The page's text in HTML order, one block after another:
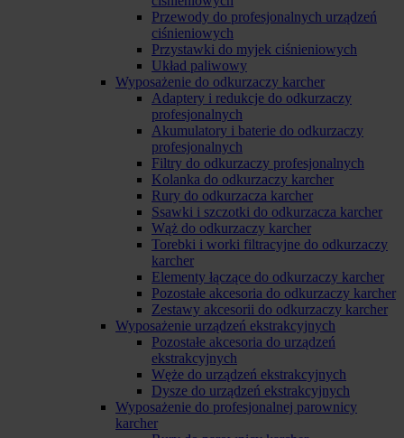
Przewody do profesjonalnych urządzeń
ciśnieniowych
Przystawki do myjek ciśnieniowych
Układ paliwowy
Wyposażenie do odkurzaczy karcher
Adaptery i redukcje do odkurzaczy
profesjonalnych
Akumulatory i baterie do odkurzaczy
profesjonalnych
Filtry do odkurzaczy profesjonalnych
Kolanka do odkurzaczy karcher
Rury do odkurzacza karcher
Ssawki i szczotki do odkurzacza karcher
Wąż do odkurzaczy karcher
Torebki i worki filtracyjne do odkurzaczy
karcher
Elementy łączące do odkurzaczy karcher
Pozostałe akcesoria do odkurzaczy karcher
Zestawy akcesorii do odkurzaczy karcher
Wyposażenie urządzeń ekstrakcyjnych
Pozostałe akcesoria do urządzeń
ekstrakcyjnych
Węże do urządzeń ekstrakcyjnych
Dysze do urządzeń ekstrakcyjnych
Wyposażenie do profesjonalnej parownicy
karcher